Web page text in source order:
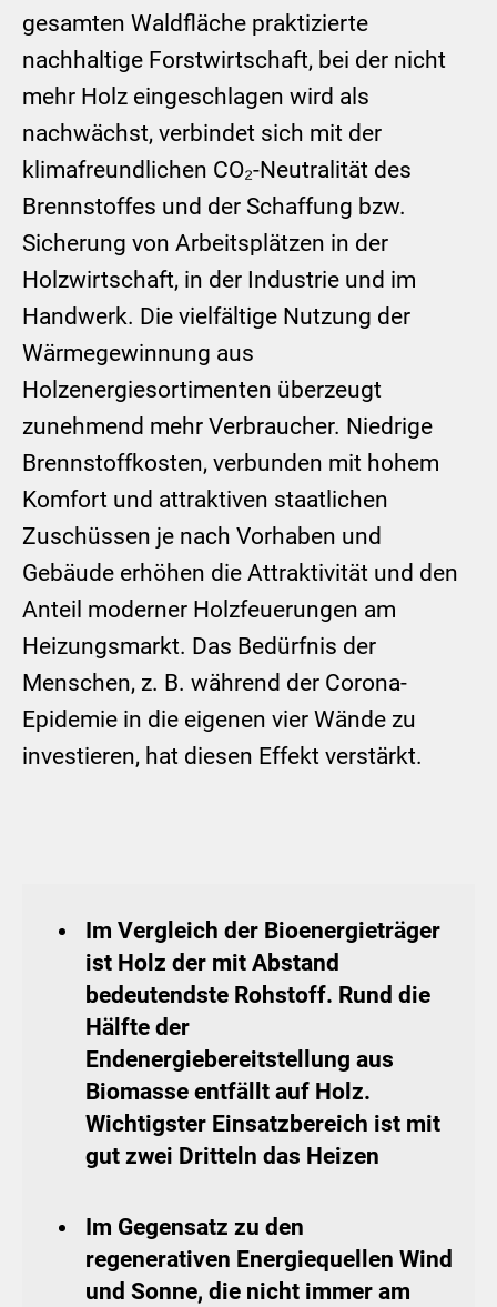
gesamten Waldfläche praktizierte
nachhaltige Forstwirtschaft, bei der nicht
mehr Holz eingeschlagen wird als
nachwächst, verbindet sich mit der
klimafreundlichen CO₂-Neutralität des
Brennstoffes und der Schaffung bzw.
Sicherung von Arbeitsplätzen in der
Holzwirtschaft, in der Industrie und im
Handwerk. Die vielfältige Nutzung der
Wärmegewinnung aus
Holzenergiesortimenten überzeugt
zunehmend mehr Verbraucher. Niedrige
Brennstoffkosten, verbunden mit hohem
Komfort und attraktiven staatlichen
Zuschüssen je nach Vorhaben und
Gebäude erhöhen die Attraktivität und den
Anteil moderner Holzfeuerungen am
Heizungsmarkt. Das Bedürfnis der
Menschen, z. B. während der Corona-
Epidemie in die eigenen vier Wände zu
investieren, hat diesen Effekt verstärkt.
Im Vergleich der Bioenergieträger
ist Holz der mit Abstand
bedeutendste Rohstoff. Rund die
Hälfte der
Endenergiebereitstellung aus
Biomasse entfällt auf Holz.
Wichtigster Einsatzbereich ist mit
gut zwei Dritteln das Heizen
Im Gegensatz zu den
regenerativen Energiequellen Wind
und Sonne, die nicht immer am